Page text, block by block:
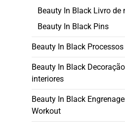
Beauty In Black Livro de
Beauty In Black Pins
Beauty In Black Processos
Beauty In Black
interiores
Beauty In Black
Workout